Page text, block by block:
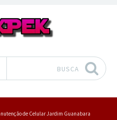
BUSCA
de Celular Jardim Guanabara